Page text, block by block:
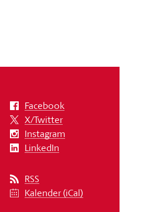
Facebook
X/Twitter
Instagram
LinkedIn
RSS
Kalender (iCal)